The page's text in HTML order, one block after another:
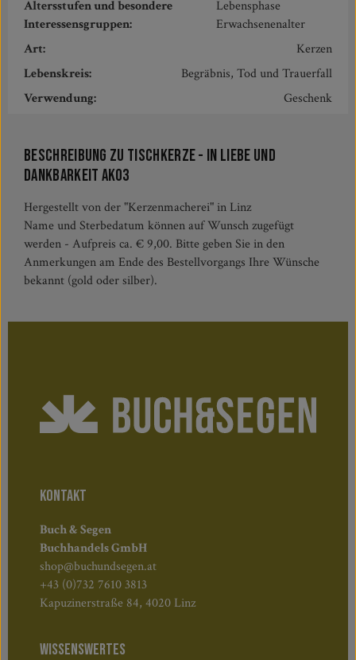
Altersstufen und besondere
Interessensgruppen:
Lebensphase
Erwachsenenalter
Art:
Kerzen
Lebenskreis:
Begräbnis, Tod und Trauerfall
Verwendung:
Geschenk
Beschreibung zu Tischkerze - In Liebe und
Dankbarkeit AK03
Hergestellt von der "Kerzenmacherei" in Linz
Name und Sterbedatum können auf Wunsch zugefügt
werden - Aufpreis ca. € 9,00. Bitte geben Sie in den
Anmerkungen am Ende des Bestellvorgangs Ihre Wünsche
bekannt (gold oder silber).
KONTAKT
Buch & Segen
Buchhandels GmbH
shop@buchundsegen.at
+43 (0)732 7610 3813
Kapuzinerstraße 84, 4020 Linz
WISSENSWERTES